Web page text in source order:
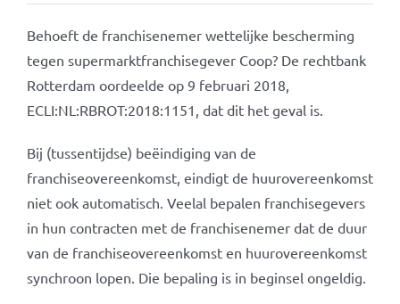
Behoeft de franchisenemer wettelijke bescherming
tegen supermarktfranchisegever Coop? De rechtbank
Rotterdam oordeelde op 9 februari 2018,
ECLI:NL:RBROT:2018:1151, dat dit het geval is.
Bij (tussentijdse) beëindiging van de
franchiseovereenkomst, eindigt de huurovereenkomst
niet ook automatisch. Veelal bepalen franchisegevers
in hun contracten met de franchisenemer dat de duur
van de franchiseovereenkomst en huurovereenkomst
synchroon lopen. Die bepaling is in beginsel ongeldig.